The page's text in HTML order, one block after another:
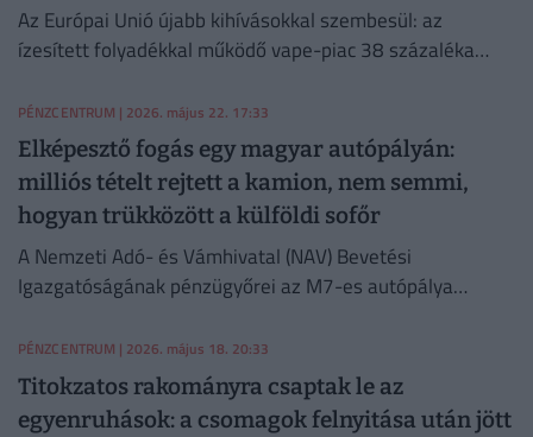
Az Európai Unió újabb kihívásokkal szembesül: az
ízesített folyadékkal működő vape-piac 38 százaléka
PÉNZCENTRUM | 2026. május 22. 17:33
Elképesztő fogás egy magyar autópályán:
milliós tételt rejtett a kamion, nem semmi,
hogyan trükközött a külföldi sofőr
A Nemzeti Adó- és Vámhivatal (NAV) Bevetési
Igazgatóságának pénzügyőrei az M7-es autópálya
Olaszországba tartó járműszerelvényt.
PÉNZCENTRUM | 2026. május 18. 20:33
Titokzatos rakományra csaptak le az
egyenruhások: a csomagok felnyitása után jött